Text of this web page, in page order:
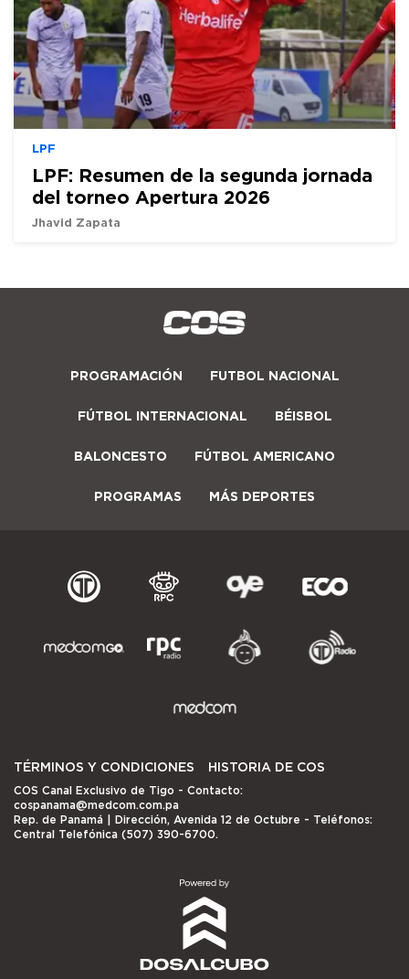
LPF
LPF: Resumen de la segunda jornada
del torneo Apertura 2026
Jhavid Zapata
PROGRAMACIÓN FUTBOL NACIONAL
FÚTBOL INTERNACIONAL BÉISBOL
BALONCESTO FÚTBOL AMERICANO
PROGRAMAS MÁS DEPORTES
TÉRMINOS Y CONDICIONES HISTORIA DE COS
COS Canal Exclusivo de Tigo - Contacto:
cospanama@medcom.com.pa
Rep. de Panamá | Dirección, Avenida 12 de Octubre - Teléfonos:
Central Telefónica (507) 390-6700.